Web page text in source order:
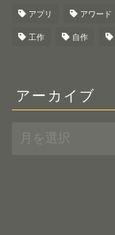
アプリ アワード
工作 自作
アーカイブ
ー